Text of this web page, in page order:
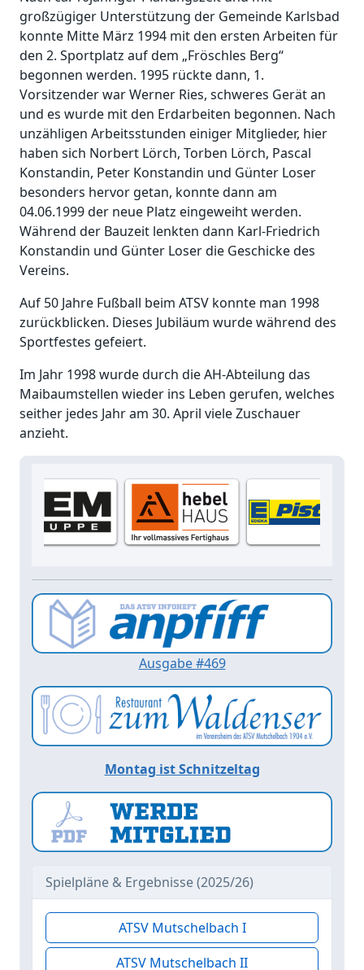
großzügiger Unterstützung der Gemeinde Karlsbad
konnte Mitte März 1994 mit den ersten Arbeiten für
den 2. Sportplatz auf dem „Fröschles Berg“
begonnen werden. 1995 rückte dann, 1.
Vorsitzender war Werner Ries, schweres Gerät an
und es wurde mit den Erdarbeiten begonnen. Nach
unzähligen Arbeitsstunden einiger Mitglieder, hier
haben sich Norbert Lörch, Torben Lörch, Pascal
Konstandin, Peter Konstandin und Günter Loser
besonders hervor getan, konnte dann am
04.06.1999 der neue Platz eingeweiht werden.
Während der Bauzeit lenkten dann Karl-Friedrich
Konstandin und Günter Loser die Geschicke des
Vereins.
Auf 50 Jahre Fußball beim ATSV konnte man 1998
zurückblicken. Dieses Jubiläum wurde während des
Sportfestes gefeiert.
Im Jahr 1998 wurde durch die AH-Abteilung das
Maibaumstellen wieder ins Leben gerufen, welches
seither jedes Jahr am 30. April viele Zuschauer
anzieht.
Ausgabe #469
Montag ist Schnitzeltag
Spielpläne & Ergebnisse (2025/26)
ATSV Mutschelbach I
ATSV Mutschelbach II